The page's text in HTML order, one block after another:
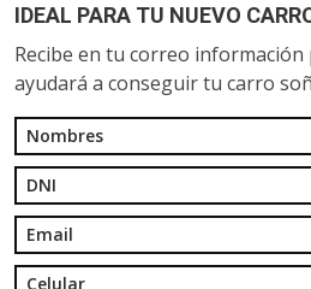
IDEAL PARA TU NUEVO
Recibe en tu correo
ayudará a conseguir tu carro